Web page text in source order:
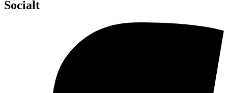
Socialt